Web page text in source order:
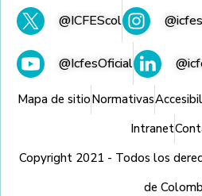
@ICFEScol
@IcfesOficial
Mapa de sitioNormativas
Intranet
Copyright 2021 - Todos los
de